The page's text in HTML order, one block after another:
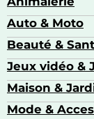
Abris pour
Aquariophilie
Colliers GPS
Auto & Moto
Accessoires
Attelage &
Autoradios
Beauté &
Alimentation
Amour &
Appareils de
Jeux vidéo &
Accessoires
Consoles de
Maison &
Ameublement
Mode &